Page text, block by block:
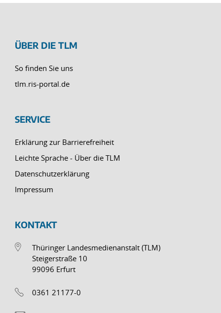
ÜBER DIE TLM
So finden Sie uns
tlm.ris-portal.de
SERVICE
Erklärung zur Barrierefreiheit
Leichte Sprache - Über die TLM
Datenschutzerklärung
Impressum
KONTAKT
Thüringer Landesmedienanstalt (TLM)
Steigerstraße 10
99096 Erfurt
0361 21177-0